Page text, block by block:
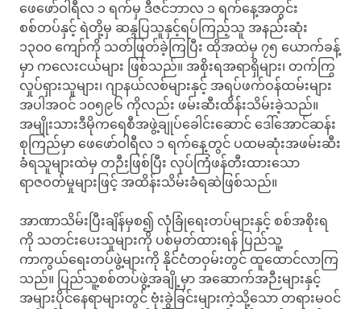
ဖေဖော်ဝါရီလ ၁ ရက်မှ ဒီဇင်ဘာလ ၁ ရက်နေ့အတွင်း
စစ်တပ်နှင့် ရဲတို့မှ ဆန္ဒပြသူနှင့်ရပ်ကြည့်သူ အနည်းဆုံး
၁၃၀၀ ကျော်ကို သတ်ဖြတ်ခဲ့ကြပြီး ထိုအထဲမှ ၇၅ ယောက်ခန့်
မှာ ကလေးငယ်များ ဖြစ်သည်။ အစိုးရအရာရှိများ၊ တက်ကြွ
လှုပ်ရှားသူများ၊ ဂျာနယ်လစ်များနှင့် အရပ်ဖက်ဝန်ထမ်းများ
အပါအဝင် ၁၀၅၉၆ ကိုလည်း ဖမ်းဆီးထိန်းသိမ်းခဲ့သည်။
အမျိုးသားဒီမိုကရေစီအဖွဲ့ချုပ်ခေါင်းဆောင် ဒေါ်အောင်ဆန်း
စုကြည်မှာ ဖေဖော်ဝါရီလ ၁ ရက်နေ့တွင် ပထမဆုံးအဖမ်းဆီး
ခံရသူများထဲမှ တဉီးဖြစ်ပြီး လုပ်ကြံဖန်တီးထားသော
ရာဇဝတ်မှုများဖြင့် အထိန်းသိမ်းခံရဆဲဖြစ်သည်။
အာဏာသိမ်းပြီးချိန်မှစ၍ လုံခြုံရေးတပ်များနှင့် စစ်အစိုးရ
ကို သတင်းပေးသူများကို ပစ်မှတ်ထားရန် ပြည်သူ့
ကာကွယ်ရေးတပ်ဖွဲ့များကို နိုင်ငံတဝှမ်းတွင် ထူထောင်လာကြ
သည်။ ပြည်သူ့စစ်တပ်ဖွဲ့အချို့မှာ အဆောက်အဉီးများနှင့်
အများပိုင်နေရာများတွင် ဗုံးခွဲခြင်းများကဲ့သို့သော တရားမဝင်